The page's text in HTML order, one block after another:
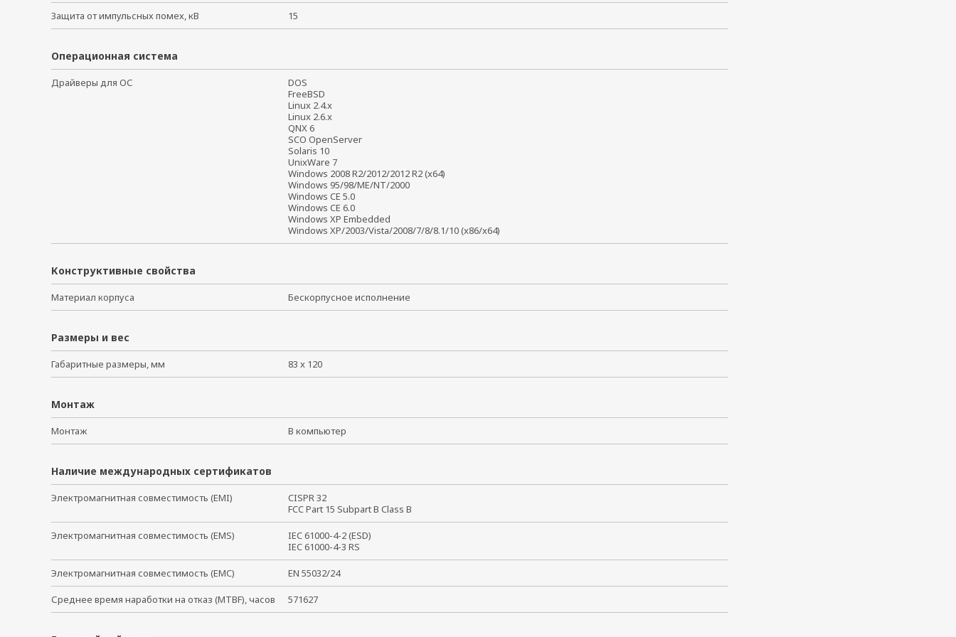
Защита от импульсных помех, кВ 15
Операционная система
Драйверы для ОС
DOS
FreeBSD
Linux 2.4.x
Linux 2.6.x
QNX 6
SCO OpenServer
Solaris 10
UnixWare 7
Windows 2008 R2/2012/2012 R2 (x64)
Windows 95/98/ME/NT/2000
Windows CE 5.0
Windows CE 6.0
Windows XP Embedded
Windows XP/2003/Vista/2008/7/8/8.1/10 (x86/x64)
Конструктивные свойства
Материал корпуса Бескорпусное исполнение
Размеры и вес
Габаритные размеры, мм 83 x 120
Монтаж
Монтаж В компьютер
Наличие международных сертификатов
Электромагнитная совместимость (EMI)
CISPR 32
FCC Part 15 Subpart B Class B
Электромагнитная совместимость (EMS)
IEC 61000-4-2 (ESD)
IEC 61000-4-3 RS
Электромагнитная совместимость (EMC) EN 55032/24
Среднее время наработки на отказ (MTBF), часов 571627